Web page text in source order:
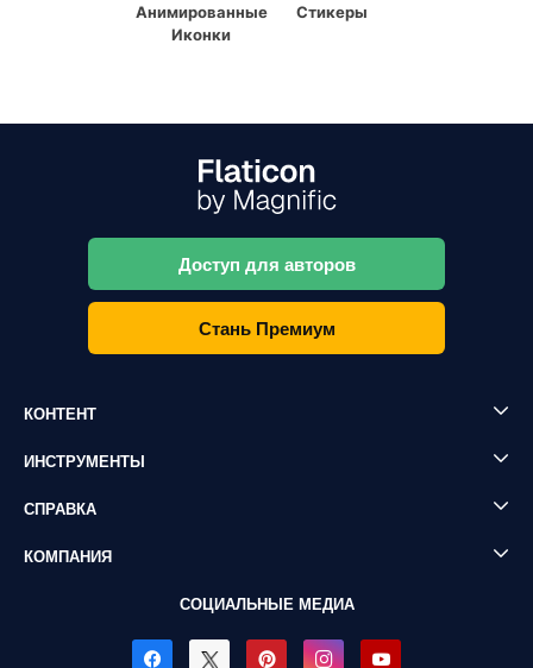
Анимированные
Иконки
Стикеры
Доступ для авторов
Стань Премиум
КОНТЕНТ
ИНСТРУМЕНТЫ
СПРАВКА
КОМПАНИЯ
СОЦИАЛЬНЫЕ МЕДИА